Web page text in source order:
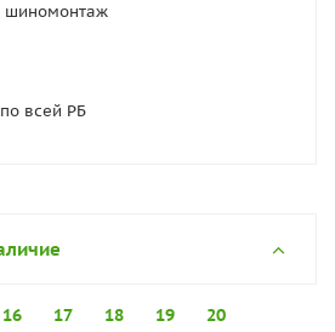
шиномонтаж
всей РБ
16 17 18 19 20